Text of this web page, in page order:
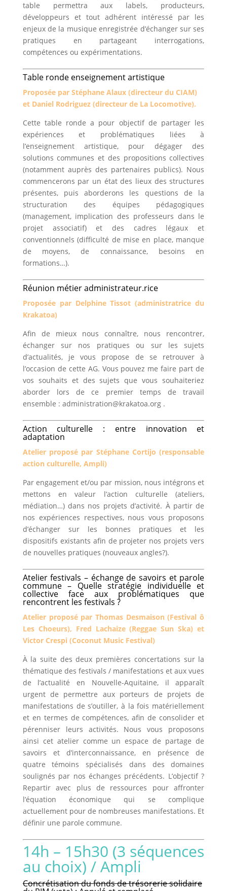
table permettra aux labels, producteurs,
développeurs et tout adhérent intéressé par les
enjeux de la musique enregistrée d’échanger sur ses
pratiques en partageant interrogations,
compétences ou expérimentations.
Table ronde enseignement artistique
Proposée par Stéphane Alaux (directeur du CIAM)
et Daniel Rodriguez (directeur de La Locomotive).
Cette table ronde a pour objectif de partager les
expériences et problématiques liées à
l’enseignement artistique, pour dégager des
solutions communes et des propositions collectives
(notamment auprès des partenaires publics). Nous
commencerons par un état des lieux des structures
présentes, puis aborderons les questions de la
structuration des équipes pédagogiques
(management, implication des professeurs dans le
projet associatif) et des cadres légaux et
conventionnels (difficulté de mise en place, manque
de moyens, de connaissance, besoins en
formations…).
Réunion métier administrateur.rice
Proposée par Delphine Tissot (administratrice du
Krakatoa)
Afin de mieux nous connaître, nous rencontrer,
échanger sur nos pratiques ou sur les sujets
d’actualités, je vous propose de se retrouver à
l’occasion de cette AG. Vous pouvez me faire part de
vos souhaits et des sujets que vous souhaiteriez
aborder lors de ce premier temps de travail
ensemble : administration@krakatoa.org .
Action culturelle : entre innovation et
adaptation
Atelier proposé par Stéphane Cortijo (responsable
action culturelle, Ampli)
Par engagement et/ou par mission, nous intégrons et
mettons en valeur l’action culturelle (ateliers,
médiation…) dans nos projets d’activité. À partir de
nos expériences respectives, nous vous proposons
d’échanger sur les bonnes pratiques et les
dispositifs existants afin de projeter nos projets vers
de nouvelles pratiques (nouveaux angles?).
Atelier festivals – échange de savoirs et parole
commune – Quelle stratégie individuelle et
collective face aux problématiques que
rencontrent les festivals ?
Atelier proposé par Thomas Desmaison (Festival ô
Les Choeurs), Fred Lachaize (Reggae Sun Ska) et
Victor Crespi (Coconut Music Festival)
À la suite des deux premières concertations sur la
thématique des festivals / manifestations et aux vues
de l’actualité en Nouvelle-Aquitaine, il apparaît
urgent de permettre aux porteurs de projets de
manifestations de s’outiller, à la fois matériellement
et en termes de compétences, afin de consolider et
pérenniser leurs activités. Nous vous proposons
ainsi cet atelier comme un espace de partage de
savoirs et d’interconnaissance, en présence de
quatre témoins spécialisés dans des domaines
soulignés par nos échanges précédents. L’objectif ?
Repartir avec plus de ressources pour affronter
l’équation économique qui se complique
actuellement pour de nombreuses manifestations. Et
définir une parole commune.
14h – 15h30 (3 séquences
au choix) / Ampli
Concrétisation du fonds de trésorerie solidaire